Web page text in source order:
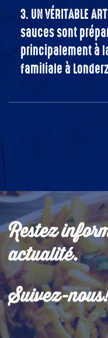
3. UN VÉRITABLE
sauces sont
principalement à
familiale à
Restez
actualité.
Suivez-